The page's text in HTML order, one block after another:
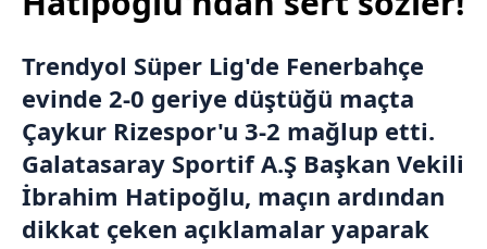
Trendyol Süper Lig'de Fenerbahçe
evinde 2-0 geriye düştüğü maçta
Çaykur Rizespor'u 3-2 mağlup etti.
Galatasaray Sportif A.Ş Başkan Vekili
İbrahim Hatipoğlu, maçın ardından
dikkat çeken açıklamalar yaparak